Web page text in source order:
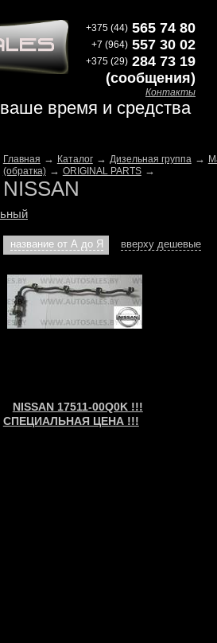
время и средства
+375 (44) 565 74 80
+7 (964) 557 30 02
+375 (29) 284 73 19
(сообщения)
Контакты
Главная → Каталог→ Дизельная группа→
(обратка)→ ORIGINAL PARTS→
NISSAN
название от А до Я вверху дешевые
NISSAN 17511-00Q0K !!!
СПЕЦИАЛЬНАЯ ЦЕНА !!!